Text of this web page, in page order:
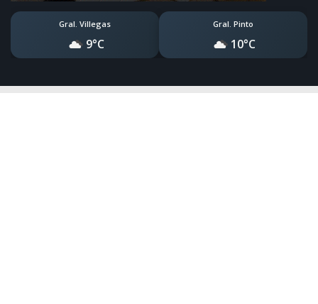
Gral. Villegas
9°C
Gral. Pinto
10°C